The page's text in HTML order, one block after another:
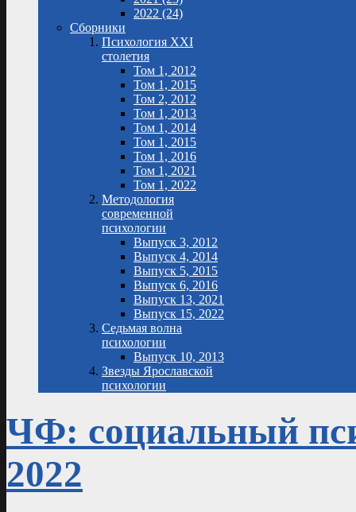
2022 (24)
Сборники
Психология XXI
столетия
Том 1, 2012
Том 1, 2015
Том 2, 2012
Том 1, 2013
Том 1, 2014
Том 1, 2015
Том 1, 2016
Том 1, 2021
Том 1, 2022
Методология
современной
психологии
Выпуск 3, 2012
Выпуск 4, 2014
Выпуск 5, 2015
Выпуск 6, 2016
Выпуск 13, 2021
Выпуск 15, 2022
Седьмая волна
психологии
Выпуск 10, 2013
Звезды Ярославской
психологии
ЧФ: социальный
2022